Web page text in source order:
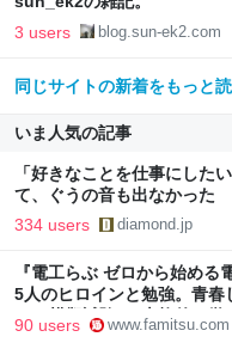
3 users blog.sun-ek2.com
同じサイトの新着をもっと
いま人気の記事
「好きなことを仕事にした
て、ぐうの音も出なかった
334 users diamond.jp
『電工らぶ ゼロから始め
5人のヒロインと勉強。青春
CBT模擬試験”で本格的に学
最新情報のファミ通.com
90 users www.famitsu.com